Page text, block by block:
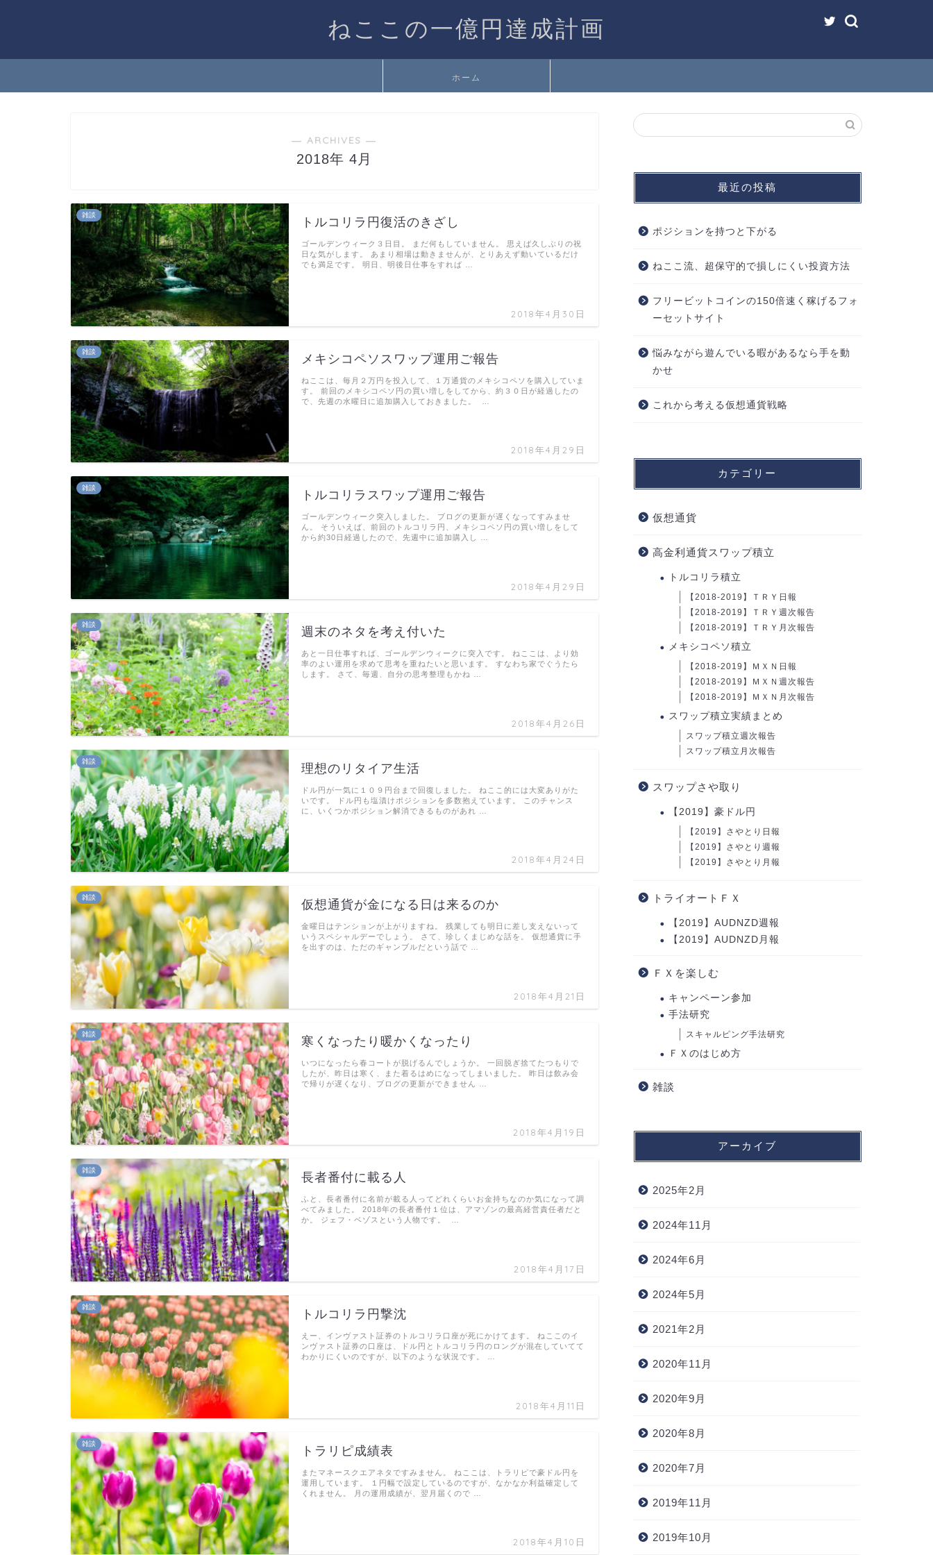
ねここの一億円達成計画
ホーム
― ARCHIVES ―
2018年 4月
雑談
トルコリラ円復活のきざし
2018年4月30日
ゴールデンウィーク３日目。 まだ何もしていません。 思えば久しぶりの祝
日な気がします。 あまり相場は動きませんが、とりあえず動いているだけ
でも満足です。 明日、明後日仕事をすれば …
雑談
メキシコペソスワップ運用ご報告
2018年4月29日
ねここは、毎月２万円を投入して、１万通貨のメキシコペソを購入していま
す。 前回のメキシコペソ円の買い増しをしてから、約３０日が経過したの
で、先週の水曜日に追加購入しておきました。 …
雑談
トルコリラスワップ運用ご報告
2018年4月29日
ゴールデンウィーク突入しました。 ブログの更新が遅くなってすみませ
ん。 そういえば、前回のトルコリラ円、メキシコペソ円の買い増しをして
から約30日経過したので、先週中に追加購入し …
雑談
週末のネタを考え付いた
2018年4月26日
あと一日仕事すれば、ゴールデンウィークに突入です。 ねここは、より効
率のよい運用を求めて思考を重ねたいと思います。 すなわち家でぐうたら
します。 さて、毎週、自分の思考整理もかね …
雑談
理想のリタイア生活
2018年4月24日
ドル円が一気に１０９円台まで回復しました。 ねここ的には大変ありがた
いです。 ドル円も塩漬けポジションを多数抱えています。 このチャンス
に、いくつかポジション解消できるものがあれ …
雑談
仮想通貨が金になる日は来るのか
2018年4月21日
金曜日はテンションが上がりますね。 残業しても明日に差し支えないって
いうスペシャルデーでしょう。 さて、珍しくまじめな話を。 仮想通貨に手
を出すのは、ただのギャンブルだという話で …
雑談
寒くなったり暖かくなったり
2018年4月19日
いつになったら春コートが脱げるんでしょうか。 一回脱ぎ捨てたつもりで
したが、昨日は寒く、また着るはめになってしまいました。 昨日は飲み会
で帰りが遅くなり、ブログの更新ができません …
雑談
長者番付に載る人
2018年4月17日
ふと、長者番付に名前が載る人ってどれくらいお金持ちなのか気になって調
べてみました。 2018年の長者番付１位は、アマゾンの最高経営責任者だと
か。 ジェフ・ベゾスという人物です。 …
雑談
トルコリラ円撃沈
2018年4月11日
えー、インヴァスト証券のトルコリラ口座が死にかけてます。 ねここのイ
ンヴァスト証券の口座は、ドル円とトルコリラ円のロングが混在していてて
わかりにくいのですが、以下のような状況です。 …
雑談
トラリピ成績表
2018年4月10日
またマネースクエアネタですみません。 ねここは、トラリピで豪ドル円を
運用しています。 １円幅で設定しているのですが、なかなか利益確定して
くれません。 月の運用成績が、翌月届くので …
最近の投稿
ポジションを持つと下がる
ねここ流、超保守的で損しにくい投資方法
フリービットコインの150倍速く稼げるフォ
ーセットサイト
悩みながら遊んでいる暇があるなら手を動
かせ
これから考える仮想通貨戦略
カテゴリー
仮想通貨
高金利通貨スワップ積立
トルコリラ積立
【2018-2019】ＴＲＹ日報
【2018-2019】ＴＲＹ週次報告
【2018-2019】ＴＲＹ月次報告
メキシコペソ積立
【2018-2019】ＭＸＮ日報
【2018-2019】ＭＸＮ週次報告
【2018-2019】ＭＸＮ月次報告
スワップ積立実績まとめ
スワップ積立週次報告
スワップ積立月次報告
スワップさや取り
【2019】豪ドル円
【2019】さやとり日報
【2019】さやとり週報
【2019】さやとり月報
トライオートＦＸ
【2019】AUDNZD週報
【2019】AUDNZD月報
ＦＸを楽しむ
キャンペーン参加
手法研究
スキャルピング手法研究
ＦＸのはじめ方
雑談
アーカイブ
2025年2月
2024年11月
2024年6月
2024年5月
2021年2月
2020年11月
2020年9月
2020年8月
2020年7月
2019年11月
2019年10月